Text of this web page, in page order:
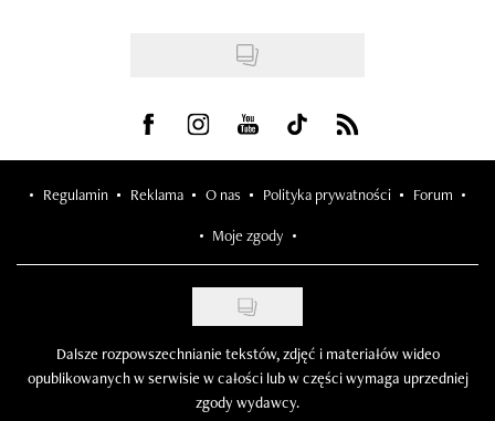
Visit us on Facebook
Visit us on Instagram
Visit us on Youtube
Visit us on Tiktok
Visit us on Rss
Regulamin Reklama O nas Polityka prywatności Forum
Moje zgody
Dalsze rozpowszechnianie tekstów, zdjęć i materiałów wideo
opublikowanych w serwisie w całości lub w części wymaga uprzedniej
zgody wydawcy.